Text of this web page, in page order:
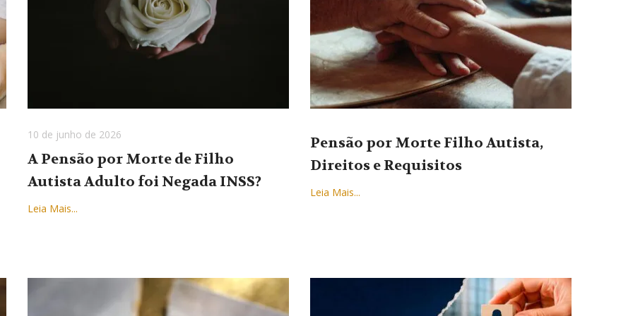
10 de junho de 2026
A Pensão por Morte de Filho
Autista Adulto foi Negada INSS?
Leia Mais...
Pensão por Morte Filho Autista,
Direitos e Requisitos
Leia Mais...